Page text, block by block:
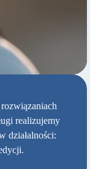
realizujemy
działalności: